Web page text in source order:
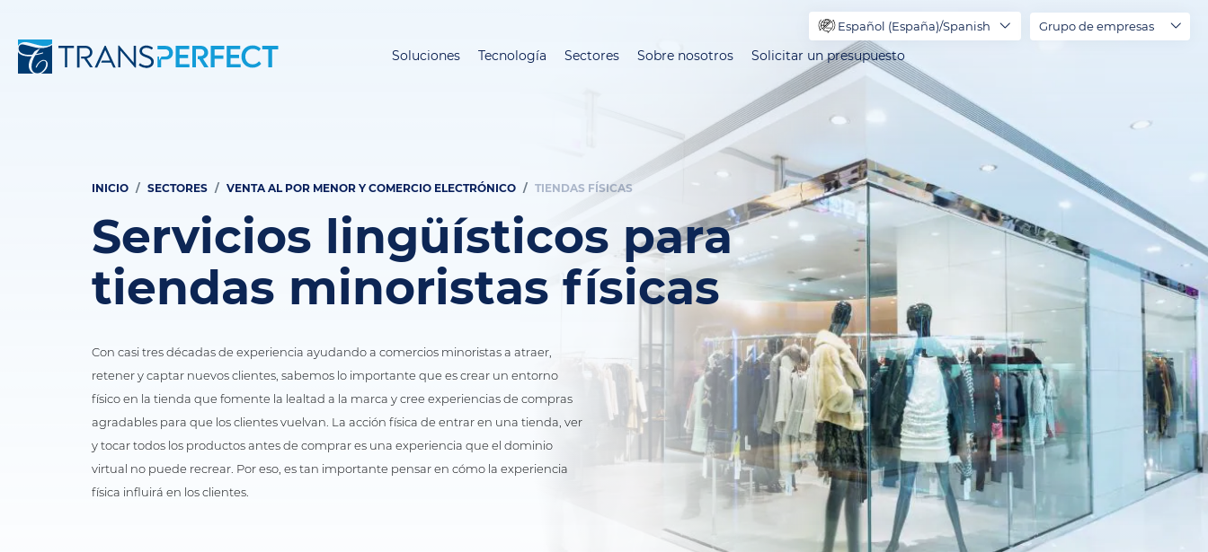
contenido
Soluciones Tecnología Sectores Sobre nosotros Solicitar un presupuesto
Español (España)/Spanish Grupo de empresas
Ruta
de
navegación
INICIO SECTORES VENTA AL POR MENOR Y COMERCIO ELECTRÓNICO TIENDAS FÍSICAS
Servicios lingüísticos para
tiendas minoristas físicas
Con casi tres décadas de experiencia ayudando a comercios minoristas a atraer,
retener y captar nuevos clientes, sabemos lo importante que es crear un entorno
físico en la tienda que fomente la lealtad a la marca y cree experiencias de compras
agradables para que los clientes vuelvan. La acción física de entrar en una tienda, ver
y tocar todos los productos antes de comprar es una experiencia que el dominio
virtual no puede recrear. Por eso, es tan importante pensar en cómo la experiencia
física influirá en los clientes.